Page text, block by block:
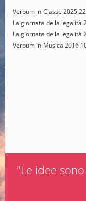
Verbum in Classe 2025
La giornata della legalità
La giornata della legalità
Verbum in Musica 2016
"Le idee